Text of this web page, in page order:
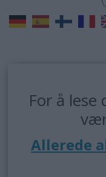
For å lese
Allerede